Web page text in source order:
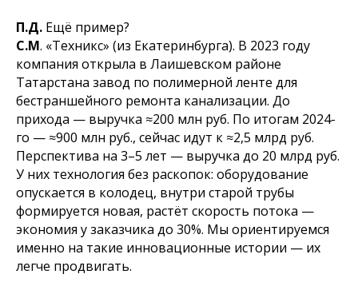
П.Д. Ещё пример?
С.М. «Техникс» (из Екатеринбурга). В 2023 году
компания открыла в Лаишевском районе
Татарстана завод по полимерной ленте для
бестраншейного ремонта канализации. До
прихода — выручка ≈200 млн руб. По итогам 2024-
го — ≈900 млн руб., сейчас идут к ≈2,5 млрд руб.
Перспектива на 3–5 лет — выручка до 20 млрд руб.
У них технология без раскопок: оборудование
опускается в колодец, внутри старой трубы
формируется новая, растёт скорость потока —
экономия у заказчика до 30%. Мы ориентируемся
именно на такие инновационные истории — их
легче продвигать.